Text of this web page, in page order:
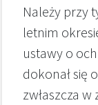
Należy przy
letnim
ustawy o
dokonał się
zwłaszcza